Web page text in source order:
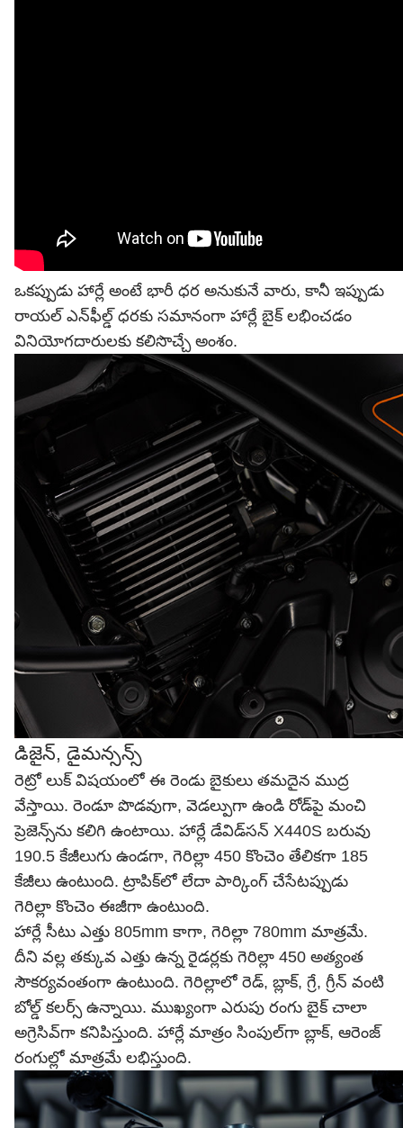
ఒకప్పుడు హార్లే అంటే భారీ ధర అనుకునే వారు, కానీ ఇప్పుడు
రాయల్‌ ఎన్‌ఫీల్డ్ ధరకు సమానంగా హార్లే బైక్ లభించడం
వినియోగదారులకు కలిసొచ్చే అంశం.
డిజైన్‌, డైమన్సన్స్‌
రెట్రో లుక్ విషయంలో ఈ రెండు బైకులు తమదైన ముద్ర
వేస్తాయి. రెండూ పొడవుగా, వెడల్పుగా ఉండి రోడ్‌పై మంచి
ప్రెజెన్స్‌ను కలిగి ఉంటాయి. హార్లే డేవిడ్‌సన్ X440S బరువు
190.5 కేజీలుగు ఉండగా, గెరిల్లా 450 కొంచెం తేలికగా 185
కేజీలు ఉంటుంది. ట్రాపిక్‌లో లేదా పార్కింగ్ చేసేటప్పుడు
గెరిల్లా కొంచెం ఈజీగా ఉంటుంది.
హార్లే సీటు ఎత్తు 805mm కాగా, గెరిల్లా 780mm మాత్రమే.
దీని వల్ల తక్కువ ఎత్తు ఉన్న రైడర్లకు గెరిల్లా 450 అత్యంత
సౌకర్యవంతంగా ఉంటుంది. గెరిల్లాలో రెడ్‌, బ్లాక్‌, గ్రే, గ్రీన్ వంటి
బోల్డ్‌ కలర్స్‌ ఉన్నాయి. ముఖ్యంగా ఎరుపు రంగు బైక్‌ చాలా
అగ్రెసివ్‌గా కనిపిస్తుంది. హార్లే మాత్రం సింపుల్‌గా బ్లాక్‌, ఆరెంజ్‌
రంగుల్లో మాత్రమే లభిస్తుంది.